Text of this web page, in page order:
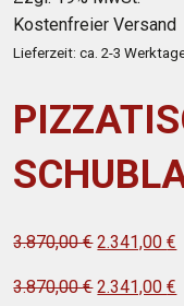
war:
3.870,00 €
Kostenfreier Versand
Lieferzeit: ca. 2-3
3.870,00€
war:
2.341,00€
3.870,00€ 2.341,00€